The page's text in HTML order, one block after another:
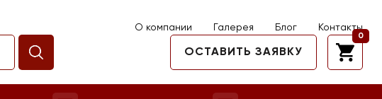
О компании Галерея Блог Контакты
ОСТАВИТЬ ЗАЯВКУ
0